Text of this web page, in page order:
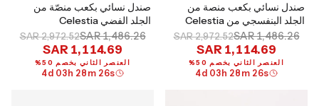
صندل نسائي بكعب منصة من
الجلد البنفسجي من Celestia
SAR 1,486.26
SAR 2,972.52
SAR 1,114.69
العنصر الثاني بخصم 50%
4d 03 h 28 m 25s
صندل نسائي بكعب منصّة من
الجلد الفضي Celestia
SAR 1,486.26
SAR 2,972.52
SAR 1,114.69
العنصر الثاني بخصم 50%
4d 03 h 28 m 25s